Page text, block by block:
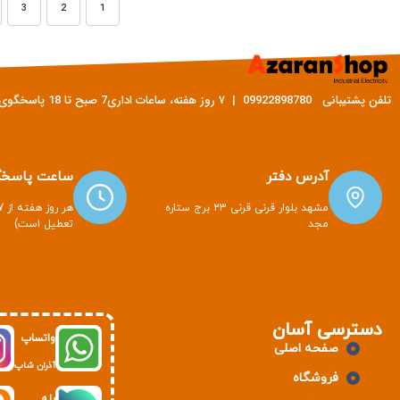
1
2
3
تلفن پشتیبانی 09922898780 | ۷ روز هفته، ساعات اداری7 صبح تا 18 پاسخگوی شما هستیم
آدرس دفتر
مشهد بلوار قرنی قرنی 23 برج ستاره
مجد
ساعت
تعطیل است)
دسترسی آسان
صفحه اصلی
فروشگاه
واتساپ
آذران شاپ